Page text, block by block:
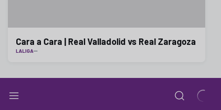
Cara a Cara | Real Valladolid vs Real Zaragoza
LALIGA